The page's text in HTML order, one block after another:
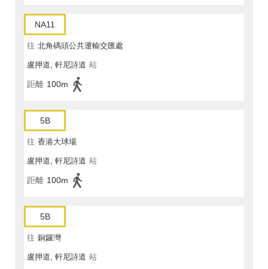
NA11
往 北角碼頭公共運輸交匯處
盧押道, 軒尼詩道 站
距離 100m
5B
往 香港大球場
盧押道, 軒尼詩道 站
距離 100m
5B
往 銅鑼灣
盧押道, 軒尼詩道 站